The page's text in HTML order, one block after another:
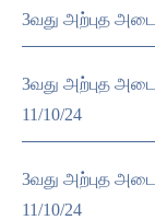
3வது அற்புத
3வது அற்புத
11/10/24
3வது அற்புத
11/10/24